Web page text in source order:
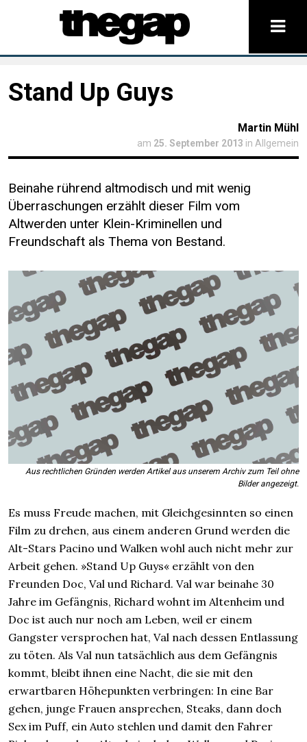
Stand Up Guys
Martin Mühl
am 25. September 2013 in Allgemein
Beinahe rührend altmodisch und mit wenig
Überraschungen erzählt dieser Film vom
Altwerden unter Klein-Kriminellen und
Freundschaft als Thema von Bestand.
Aus rechtlichen Gründen werden Artikel aus unserem Archiv zum Teil ohne
Bilder angezeigt.
Es muss Freude machen, mit Gleichgesinnten so einen
Film zu drehen, aus einem anderen Grund werden die
Alt-Stars Pacino und Walken wohl auch nicht mehr zur
Arbeit gehen. »Stand Up Guys« erzählt von den
Freunden Doc, Val und Richard. Val war beinahe 30
Jahre im Gefängnis, Richard wohnt im Altenheim und
Doc ist auch nur noch am Leben, weil er einem
Gangster versprochen hat, Val nach dessen Entlassung
zu töten. Als Val nun tatsächlich aus dem Gefängnis
kommt, bleibt ihnen eine Nacht, die sie mit den
erwartbaren Höhepunkten verbringen: In eine Bar
gehen, junge Frauen ansprechen, Steaks, dann doch
Sex im Puff, ein Auto stehlen und damit den Fahrer